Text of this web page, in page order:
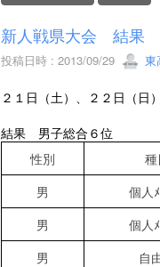
新人戦県大会 結果
投稿日時 : 2013/09/29 東
２１日（土）、２２日（日
結果 男子総合６位
性別
種
男
個人
男
個人
男
自